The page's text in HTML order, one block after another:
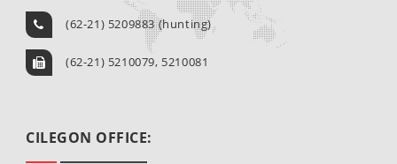
(62-21) 5209883 (hunting)
(62-21) 5210079, 5210081
CILEGON OFFICE: